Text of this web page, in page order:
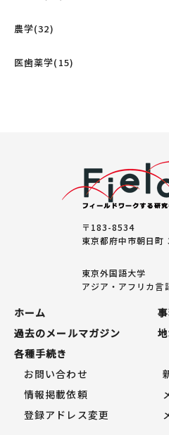
農学(32)
医歯薬学(15)
〒183-8534
東京都府中市朝日
東京外国語大学
アジア・アフリカ言
ホーム
過去のメールマガジン
各種手続き
お問い合わせ
情報掲載依頼
登録アドレス変更